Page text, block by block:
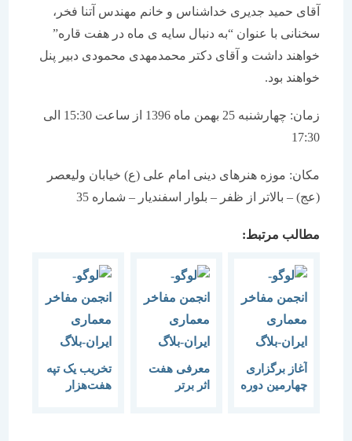
آقای حمید جدیری خداشناس و خانم مهندس آتنا فخر،
سخنانی با عنوان “به دنبال سایه ی ماه در هفت قاره”
خواهند داشت و آقای دکتر محمدمهدی محمودی دبیر پنل
خواهند بود.
زمان: چهارشنبه 25 بهمن ماه 1396 از ساعت 15:30 الی
مکان: موزه هنرهای دینی امام علی (ع) خیابان ولیعصر
(عج) – بالاتر از ظفر – بلوار اسفندیار – شماره 35
مطالب مرتبط:
آغاز برگزاری
چهارمین دوره
معرفی هفت
اثر برتر
تخریب یک تپه
هفت‌هزار